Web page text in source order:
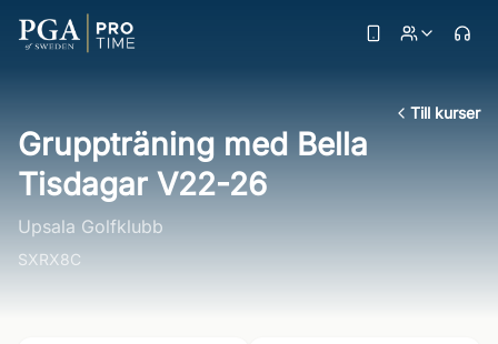
Till kurser
Gruppträning med Bella
Tisdagar V22-26
Upsala Golfklubb
SXRX8C